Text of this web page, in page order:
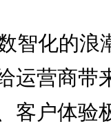
智化的浪
运营商带
客户体验